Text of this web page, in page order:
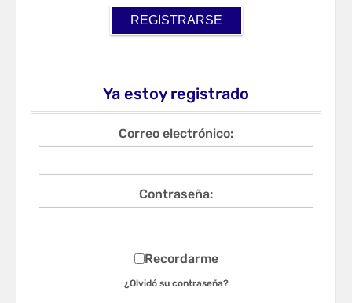
Ya estoy registrado
Correo electrónico:
Contraseña:
Recordarme
¿Olvidó su contraseña?